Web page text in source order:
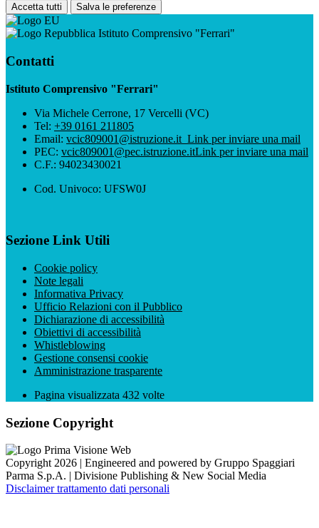
Accetta tutti Salva le preferenze
Istituto Comprensivo "Ferrari"
Contatti
Istituto Comprensivo "Ferrari"
Via Michele Cerrone, 17 Vercelli (VC)
Tel: +39 0161 211805
Email: vcic809001@istruzione.it Link per inviare una mail
PEC: vcic809001@pec.istruzione.itLink per inviare una mail
C.F.: 94023430021
Cod. Univoco: UFSW0J
Sezione Link Utili
Cookie policy
Note legali
Informativa Privacy
Ufficio Relazioni con il Pubblico
Dichiarazione di accessibilità
Obiettivi di accessibilità
Whistleblowing
Gestione consensi cookie
Amministrazione trasparente
Pagina visualizzata 432 volte
Sezione Copyright
Copyright 2026 | Engineered and powered by Gruppo Spaggiari
Parma S.p.A. | Divisione Publishing & New Social Media
Disclaimer trattamento dati personali